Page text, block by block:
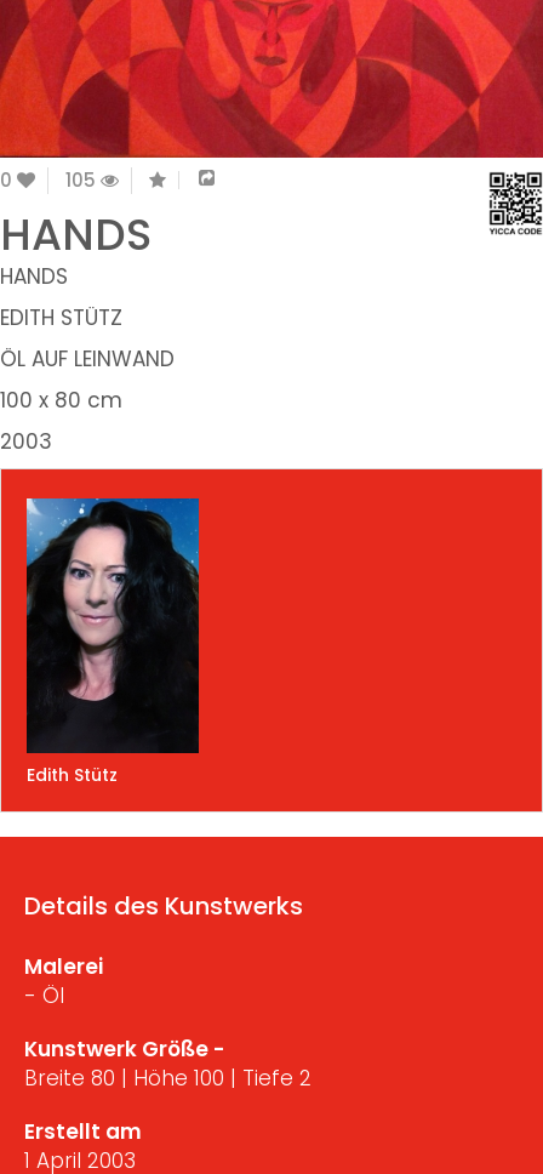
0 105
HANDS
HANDS
EDITH STÜTZ
ÖL AUF LEINWAND
100 x 80 cm
2003
Edith Stütz
Details des Kunstwerks
Malerei
- Öl
Kunstwerk Größe -
Breite 80 | Höhe 100 | Tiefe 2
Erstellt am
1 April 2003